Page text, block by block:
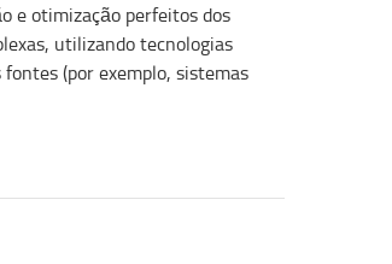
e otimização perfeitos dos
utilizando tecnologias
fontes (por exemplo, sistemas